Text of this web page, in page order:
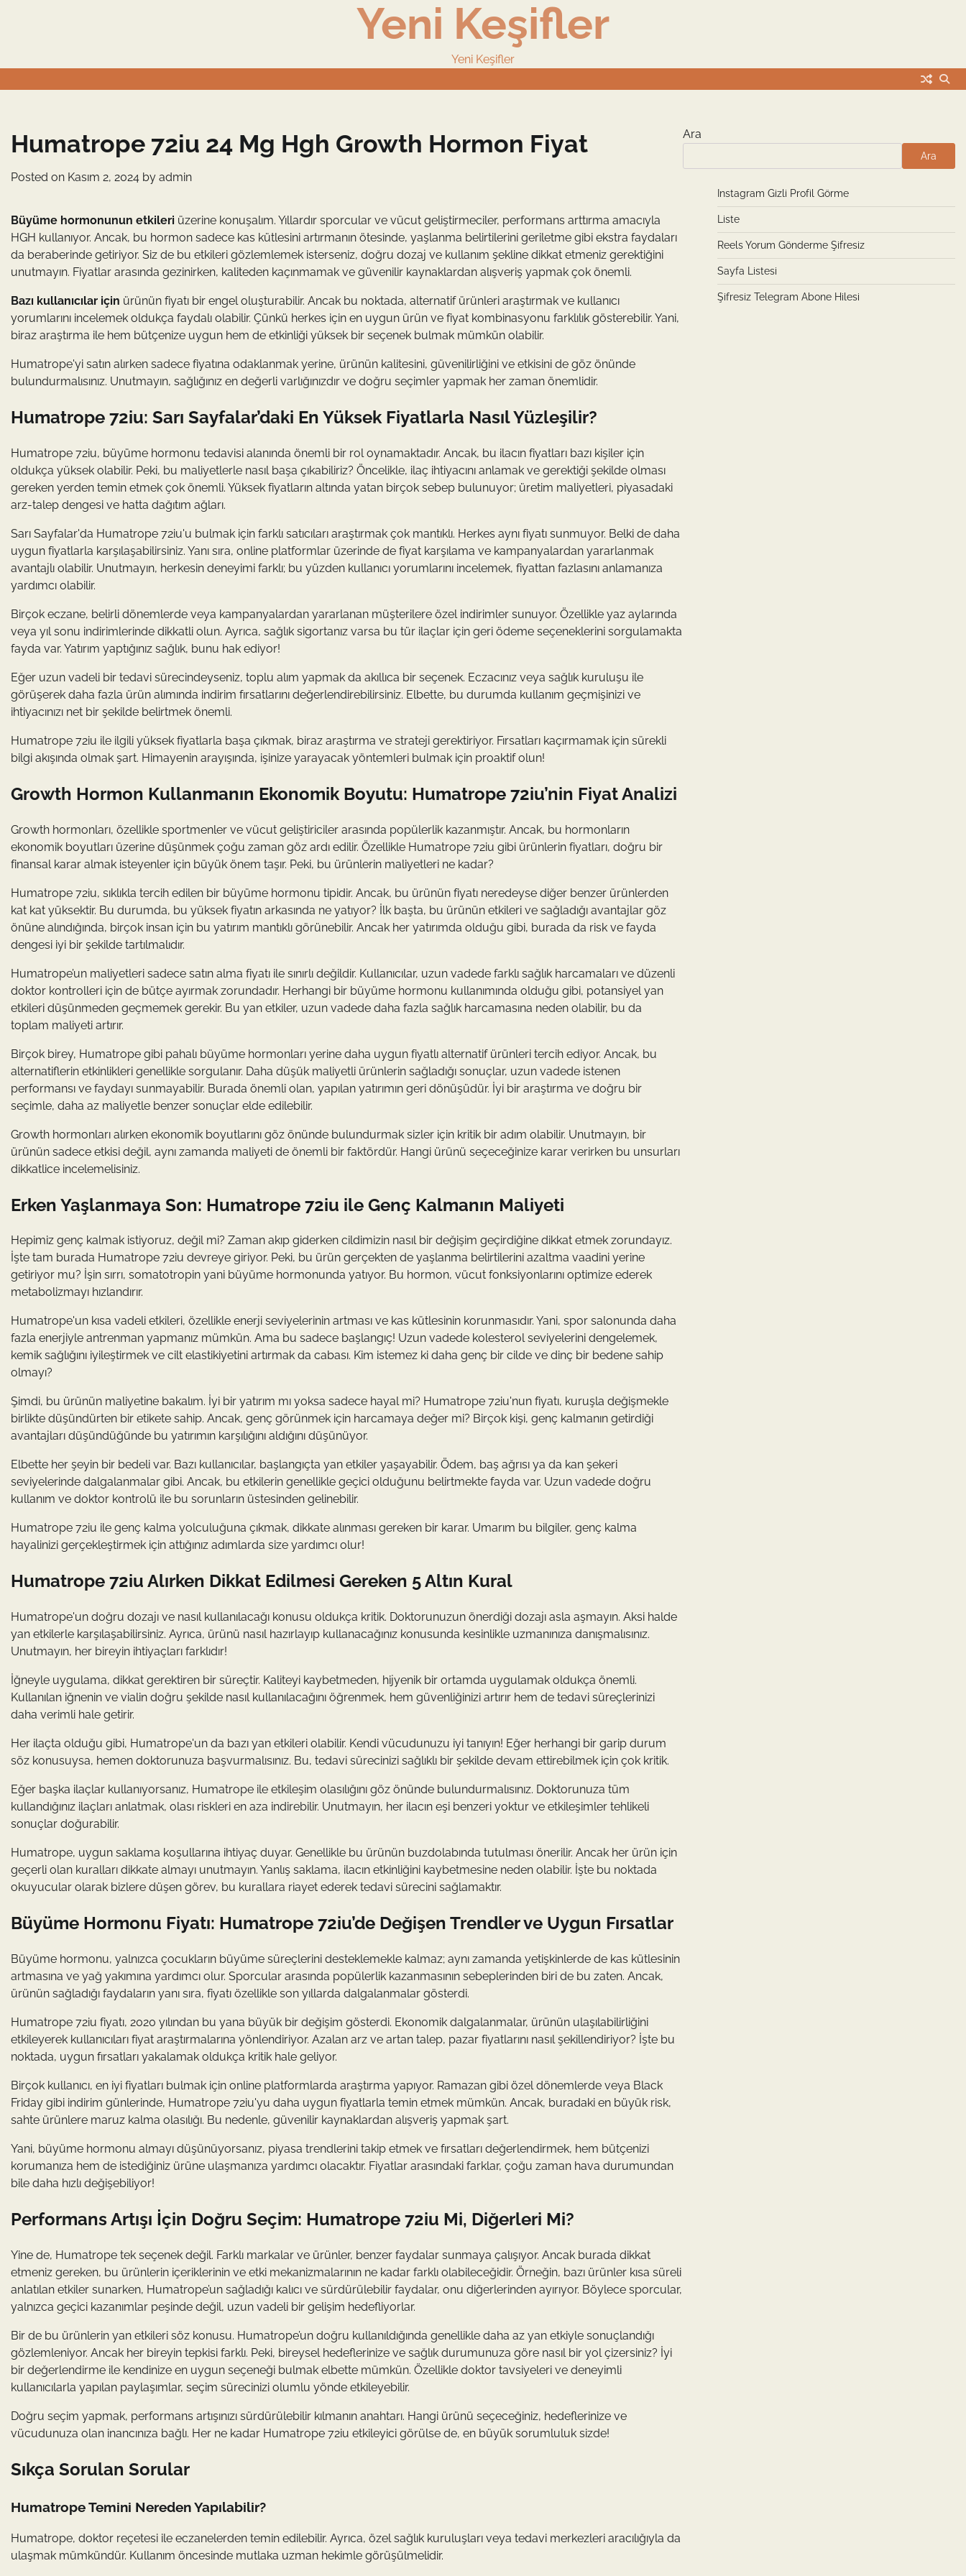
Yeni Keşifler
Yeni Keşifler
Humatrope 72iu 24 Mg Hgh Growth Hormon Fiyat
Posted on Kasım 2, 2024 by admin
Büyüme hormonunun etkileri üzerine konuşalım. Yıllardır sporcular ve vücut geliştirmeciler, performans arttırma amacıyla
HGH kullanıyor. Ancak, bu hormon sadece kas kütlesini artırmanın ötesinde, yaşlanma belirtilerini geriletme gibi ekstra faydaları
da beraberinde getiriyor. Siz de bu etkileri gözlemlemek isterseniz, doğru dozaj ve kullanım şekline dikkat etmeniz gerektiğini
unutmayın. Fiyatlar arasında gezinirken, kaliteden kaçınmamak ve güvenilir kaynaklardan alışveriş yapmak çok önemli.
Bazı kullanıcılar için ürünün fiyatı bir engel oluşturabilir. Ancak bu noktada, alternatif ürünleri araştırmak ve kullanıcı
yorumlarını incelemek oldukça faydalı olabilir. Çünkü herkes için en uygun ürün ve fiyat kombinasyonu farklılık gösterebilir. Yani,
biraz araştırma ile hem bütçenize uygun hem de etkinliği yüksek bir seçenek bulmak mümkün olabilir.
Humatrope'yi satın alırken sadece fiyatına odaklanmak yerine, ürünün kalitesini, güvenilirliğini ve etkisini de göz önünde
bulundurmalısınız. Unutmayın, sağlığınız en değerli varlığınızdır ve doğru seçimler yapmak her zaman önemlidir.
Humatrope 72iu: Sarı Sayfalar’daki En Yüksek Fiyatlarla Nasıl Yüzleşilir?
Humatrope 72iu, büyüme hormonu tedavisi alanında önemli bir rol oynamaktadır. Ancak, bu ilacın fiyatları bazı kişiler için
oldukça yüksek olabilir. Peki, bu maliyetlerle nasıl başa çıkabiliriz? Öncelikle, ilaç ihtiyacını anlamak ve gerektiği şekilde olması
gereken yerden temin etmek çok önemli. Yüksek fiyatların altında yatan birçok sebep bulunuyor; üretim maliyetleri, piyasadaki
arz-talep dengesi ve hatta dağıtım ağları.
Sarı Sayfalar'da Humatrope 72iu'u bulmak için farklı satıcıları araştırmak çok mantıklı. Herkes aynı fiyatı sunmuyor. Belki de daha
uygun fiyatlarla karşılaşabilirsiniz. Yanı sıra, online platformlar üzerinde de fiyat karşılama ve kampanyalardan yararlanmak
avantajlı olabilir. Unutmayın, herkesin deneyimi farklı; bu yüzden kullanıcı yorumlarını incelemek, fiyattan fazlasını anlamanıza
yardımcı olabilir.
Birçok eczane, belirli dönemlerde veya kampanyalardan yararlanan müşterilere özel indirimler sunuyor. Özellikle yaz aylarında
veya yıl sonu indirimlerinde dikkatli olun. Ayrıca, sağlık sigortanız varsa bu tür ilaçlar için geri ödeme seçeneklerini sorgulamakta
fayda var. Yatırım yaptığınız sağlık, bunu hak ediyor!
Eğer uzun vadeli bir tedavi sürecindeyseniz, toplu alım yapmak da akıllıca bir seçenek. Eczacınız veya sağlık kuruluşu ile
görüşerek daha fazla ürün alımında indirim fırsatlarını değerlendirebilirsiniz. Elbette, bu durumda kullanım geçmişinizi ve
ihtiyacınızı net bir şekilde belirtmek önemli.
Humatrope 72iu ile ilgili yüksek fiyatlarla başa çıkmak, biraz araştırma ve strateji gerektiriyor. Fırsatları kaçırmamak için sürekli
bilgi akışında olmak şart. Himayenin arayışında, işinize yarayacak yöntemleri bulmak için proaktif olun!
Growth Hormon Kullanmanın Ekonomik Boyutu: Humatrope 72iu’nin Fiyat Analizi
Growth hormonları, özellikle sportmenler ve vücut geliştiriciler arasında popülerlik kazanmıştır. Ancak, bu hormonların
ekonomik boyutları üzerine düşünmek çoğu zaman göz ardı edilir. Özellikle Humatrope 72iu gibi ürünlerin fiyatları, doğru bir
finansal karar almak isteyenler için büyük önem taşır. Peki, bu ürünlerin maliyetleri ne kadar?
Humatrope 72iu, sıklıkla tercih edilen bir büyüme hormonu tipidir. Ancak, bu ürünün fiyatı neredeyse diğer benzer ürünlerden
kat kat yüksektir. Bu durumda, bu yüksek fiyatın arkasında ne yatıyor? İlk başta, bu ürünün etkileri ve sağladığı avantajlar göz
önüne alındığında, birçok insan için bu yatırım mantıklı görünebilir. Ancak her yatırımda olduğu gibi, burada da risk ve fayda
dengesi iyi bir şekilde tartılmalıdır.
Humatrope’un maliyetleri sadece satın alma fiyatı ile sınırlı değildir. Kullanıcılar, uzun vadede farklı sağlık harcamaları ve düzenli
doktor kontrolleri için de bütçe ayırmak zorundadır. Herhangi bir büyüme hormonu kullanımında olduğu gibi, potansiyel yan
etkileri düşünmeden geçmemek gerekir. Bu yan etkiler, uzun vadede daha fazla sağlık harcamasına neden olabilir, bu da
toplam maliyeti artırır.
Birçok birey, Humatrope gibi pahalı büyüme hormonları yerine daha uygun fiyatlı alternatif ürünleri tercih ediyor. Ancak, bu
alternatiflerin etkinlikleri genellikle sorgulanır. Daha düşük maliyetli ürünlerin sağladığı sonuçlar, uzun vadede istenen
performansı ve faydayı sunmayabilir. Burada önemli olan, yapılan yatırımın geri dönüşüdür. İyi bir araştırma ve doğru bir
seçimle, daha az maliyetle benzer sonuçlar elde edilebilir.
Growth hormonları alırken ekonomik boyutlarını göz önünde bulundurmak sizler için kritik bir adım olabilir. Unutmayın, bir
ürünün sadece etkisi değil, aynı zamanda maliyeti de önemli bir faktördür. Hangi ürünü seçeceğinize karar verirken bu unsurları
dikkatlice incelemelisiniz.
Erken Yaşlanmaya Son: Humatrope 72iu ile Genç Kalmanın Maliyeti
Hepimiz genç kalmak istiyoruz, değil mi? Zaman akıp giderken cildimizin nasıl bir değişim geçirdiğine dikkat etmek zorundayız.
İşte tam burada Humatrope 72iu devreye giriyor. Peki, bu ürün gerçekten de yaşlanma belirtilerini azaltma vaadini yerine
getiriyor mu? İşin sırrı, somatotropin yani büyüme hormonunda yatıyor. Bu hormon, vücut fonksiyonlarını optimize ederek
metabolizmayı hızlandırır.
Humatrope'un kısa vadeli etkileri, özellikle enerji seviyelerinin artması ve kas kütlesinin korunmasıdır. Yani, spor salonunda daha
fazla enerjiyle antrenman yapmanız mümkün. Ama bu sadece başlangıç! Uzun vadede kolesterol seviyelerini dengelemek,
kemik sağlığını iyileştirmek ve cilt elastikiyetini artırmak da cabası. Kim istemez ki daha genç bir cilde ve dinç bir bedene sahip
olmayı?
Şimdi, bu ürünün maliyetine bakalım. İyi bir yatırım mı yoksa sadece hayal mi? Humatrope 72iu'nun fiyatı, kuruşla değişmekle
birlikte düşündürten bir etikete sahip. Ancak, genç görünmek için harcamaya değer mi? Birçok kişi, genç kalmanın getirdiği
avantajları düşündüğünde bu yatırımın karşılığını aldığını düşünüyor.
Elbette her şeyin bir bedeli var. Bazı kullanıcılar, başlangıçta yan etkiler yaşayabilir. Ödem, baş ağrısı ya da kan şekeri
seviyelerinde dalgalanmalar gibi. Ancak, bu etkilerin genellikle geçici olduğunu belirtmekte fayda var. Uzun vadede doğru
kullanım ve doktor kontrolü ile bu sorunların üstesinden gelinebilir.
Humatrope 72iu ile genç kalma yolculuğuna çıkmak, dikkate alınması gereken bir karar. Umarım bu bilgiler, genç kalma
hayalinizi gerçekleştirmek için attığınız adımlarda size yardımcı olur!
Humatrope 72iu Alırken Dikkat Edilmesi Gereken 5 Altın Kural
Humatrope'un doğru dozajı ve nasıl kullanılacağı konusu oldukça kritik. Doktorunuzun önerdiği dozajı asla aşmayın. Aksi halde
yan etkilerle karşılaşabilirsiniz. Ayrıca, ürünü nasıl hazırlayıp kullanacağınız konusunda kesinlikle uzmanınıza danışmalısınız.
Unutmayın, her bireyin ihtiyaçları farklıdır!
İğneyle uygulama, dikkat gerektiren bir süreçtir. Kaliteyi kaybetmeden, hijyenik bir ortamda uygulamak oldukça önemli.
Kullanılan iğnenin ve vialin doğru şekilde nasıl kullanılacağını öğrenmek, hem güvenliğinizi artırır hem de tedavi süreçlerinizi
daha verimli hale getirir.
Her ilaçta olduğu gibi, Humatrope'un da bazı yan etkileri olabilir. Kendi vücudunuzu iyi tanıyın! Eğer herhangi bir garip durum
söz konusuysa, hemen doktorunuza başvurmalısınız. Bu, tedavi sürecinizi sağlıklı bir şekilde devam ettirebilmek için çok kritik.
Eğer başka ilaçlar kullanıyorsanız, Humatrope ile etkileşim olasılığını göz önünde bulundurmalısınız. Doktorunuza tüm
kullandığınız ilaçları anlatmak, olası riskleri en aza indirebilir. Unutmayın, her ilacın eşi benzeri yoktur ve etkileşimler tehlikeli
sonuçlar doğurabilir.
Humatrope, uygun saklama koşullarına ihtiyaç duyar. Genellikle bu ürünün buzdolabında tutulması önerilir. Ancak her ürün için
geçerli olan kuralları dikkate almayı unutmayın. Yanlış saklama, ilacın etkinliğini kaybetmesine neden olabilir. İşte bu noktada
okuyucular olarak bizlere düşen görev, bu kurallara riayet ederek tedavi sürecini sağlamaktır.
Büyüme Hormonu Fiyatı: Humatrope 72iu’de Değişen Trendler ve Uygun Fırsatlar
Büyüme hormonu, yalnızca çocukların büyüme süreçlerini desteklemekle kalmaz; aynı zamanda yetişkinlerde de kas kütlesinin
artmasına ve yağ yakımına yardımcı olur. Sporcular arasında popülerlik kazanmasının sebeplerinden biri de bu zaten. Ancak,
ürünün sağladığı faydaların yanı sıra, fiyatı özellikle son yıllarda dalgalanmalar gösterdi.
Humatrope 72iu fiyatı, 2020 yılından bu yana büyük bir değişim gösterdi. Ekonomik dalgalanmalar, ürünün ulaşılabilirliğini
etkileyerek kullanıcıları fiyat araştırmalarına yönlendiriyor. Azalan arz ve artan talep, pazar fiyatlarını nasıl şekillendiriyor? İşte bu
noktada, uygun fırsatları yakalamak oldukça kritik hale geliyor.
Birçok kullanıcı, en iyi fiyatları bulmak için online platformlarda araştırma yapıyor. Ramazan gibi özel dönemlerde veya Black
Friday gibi indirim günlerinde, Humatrope 72iu'yu daha uygun fiyatlarla temin etmek mümkün. Ancak, buradaki en büyük risk,
sahte ürünlere maruz kalma olasılığı. Bu nedenle, güvenilir kaynaklardan alışveriş yapmak şart.
Yani, büyüme hormonu almayı düşünüyorsanız, piyasa trendlerini takip etmek ve fırsatları değerlendirmek, hem bütçenizi
korumanıza hem de istediğiniz ürüne ulaşmanıza yardımcı olacaktır. Fiyatlar arasındaki farklar, çoğu zaman hava durumundan
bile daha hızlı değişebiliyor!
Performans Artışı İçin Doğru Seçim: Humatrope 72iu Mi, Diğerleri Mi?
Yine de, Humatrope tek seçenek değil. Farklı markalar ve ürünler, benzer faydalar sunmaya çalışıyor. Ancak burada dikkat
etmeniz gereken, bu ürünlerin içeriklerinin ve etki mekanizmalarının ne kadar farklı olabileceğidir. Örneğin, bazı ürünler kısa süreli
anlatılan etkiler sunarken, Humatrope’un sağladığı kalıcı ve sürdürülebilir faydalar, onu diğerlerinden ayırıyor. Böylece sporcular,
yalnızca geçici kazanımlar peşinde değil, uzun vadeli bir gelişim hedefliyorlar.
Bir de bu ürünlerin yan etkileri söz konusu. Humatrope’un doğru kullanıldığında genellikle daha az yan etkiyle sonuçlandığı
gözlemleniyor. Ancak her bireyin tepkisi farklı. Peki, bireysel hedeflerinize ve sağlık durumunuza göre nasıl bir yol çizersiniz? İyi
bir değerlendirme ile kendinize en uygun seçeneği bulmak elbette mümkün. Özellikle doktor tavsiyeleri ve deneyimli
kullanıcılarla yapılan paylaşımlar, seçim sürecinizi olumlu yönde etkileyebilir.
Doğru seçim yapmak, performans artışınızı sürdürülebilir kılmanın anahtarı. Hangi ürünü seçeceğiniz, hedeflerinize ve
vücudunuza olan inancınıza bağlı. Her ne kadar Humatrope 72iu etkileyici görülse de, en büyük sorumluluk sizde!
Sıkça Sorulan Sorular
Humatrope Temini Nereden Yapılabilir?
Humatrope, doktor reçetesi ile eczanelerden temin edilebilir. Ayrıca, özel sağlık kuruluşları veya tedavi merkezleri aracılığıyla da
ulaşmak mümkündür. Kullanım öncesinde mutlaka uzman hekimle görüşülmelidir.
Ara
Ara
Instagram Gizli Profil Görme
Liste
Reels Yorum Gönderme Şifresiz
Sayfa Listesi
Şifresiz Telegram Abone Hilesi